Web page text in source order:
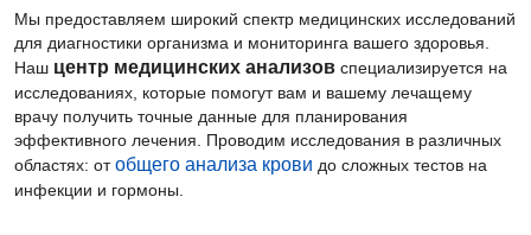
Мы предоставляем широкий спектр медицинских исследований
для диагностики организма и мониторинга вашего здоровья.
Наш центр медицинских анализов специализируется на
исследованиях, которые помогут вам и вашему лечащему
врачу получить точные данные для планирования
эффективного лечения. Проводим исследования в различных
областях: от общего анализа крови до сложных тестов на
инфекции и гормоны.